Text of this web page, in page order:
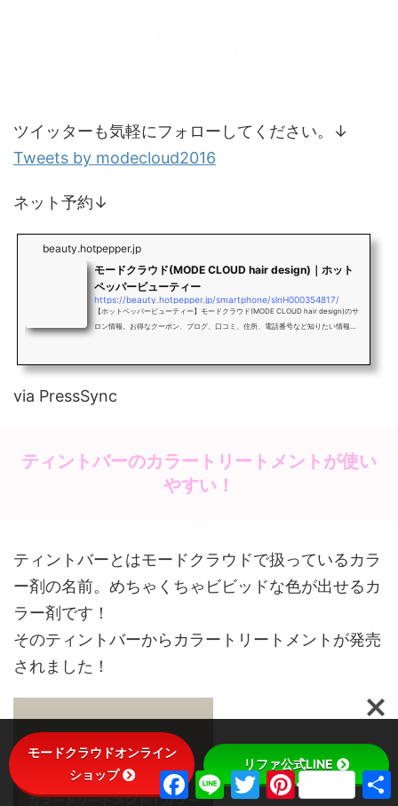
ツイッターも気軽にフォローしてください。↓
Tweets by modecloud2016
ネット予約↓
beauty.hotpepper.jp
モードクラウド(MODE CLOUD hair design)｜ホット
ペッパービューティー
https://beauty.hotpepper.jp/smartphone/slnH000354817/
【ホットペッパービューティー】モードクラウド(MODE CLOUD hair design)のサ
ロン情報。お得なクーポン、ブログ、口コミ、住所、電話番号など知りたい情報満
via PressSync
ティントバーのカラートリートメントが使い
やすい！
ティントバーとはモードクラウドで扱っているカラ
ー剤の名前。めちゃくちゃビビッドな色が出せるカ
ラー剤です！
そのティントバーからカラートリートメントが発売
されました！
F
a
L
i
T
w
P
i
モードクラウドオンライン
ショップ
リファ公式LINE